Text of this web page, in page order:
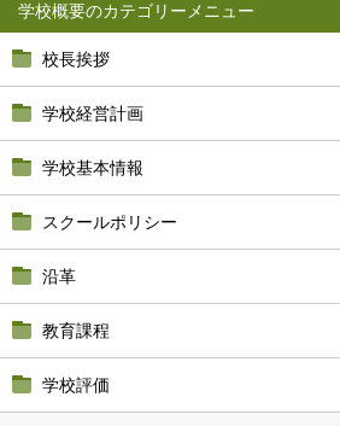
学校概要
校長挨拶
学校経営計画
学校基本情報
スクールポリシー
沿革
教育課程
学校評価